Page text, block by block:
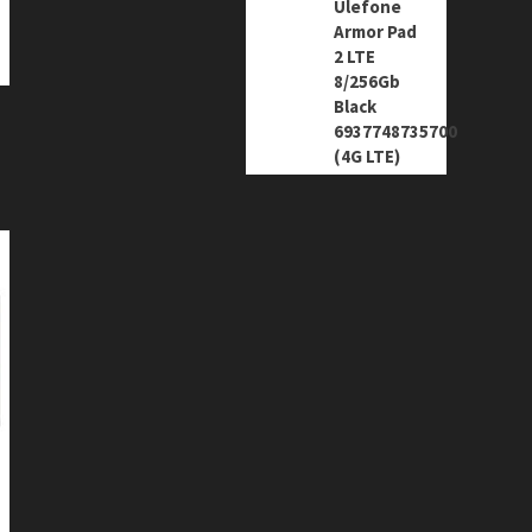
Ulefone
Armor Pad
2 LTE
8/256Gb
Black
6937748735700
(4G LTE)